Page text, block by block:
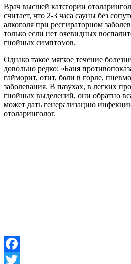
Врач высшей категории
считает, что 2-3 часа сауны без
алкоголя при респираторном
только если нет очевидных
гнойных симптомов.
Однако такое мягкое течение
довольно редко: «Баня
гайморит, отит, боли в горле,
заболевания. В пазухах, в легких
гнойных выделений, они обратно
может дать генерализацию
отоларинголог.
Facebook